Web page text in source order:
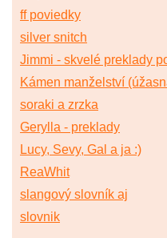
ff poviedky
silver snitch
Jimmi - skvelé preklady
Kámen manželství
soraki a zrzka
Gerylla - preklady
Lucy, Sevy, Gal a ja :)
ReaWhit
slangový slovník aj
slovnik